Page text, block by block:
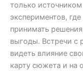
только
экспериментов,
принимать
выгоды. Встречи с
видеть влияние
карту сюжета и на